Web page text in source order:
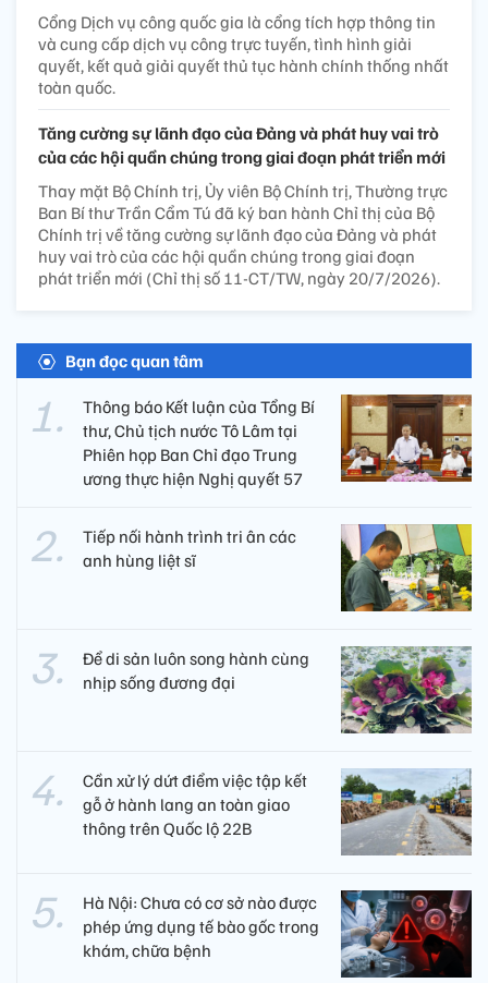
Cổng Dịch vụ công quốc gia là cổng tích hợp thông tin
và cung cấp dịch vụ công trực tuyến, tình hình giải
quyết, kết quả giải quyết thủ tục hành chính thống nhất
toàn quốc.
Tăng cường sự lãnh đạo của Đảng và phát huy vai trò
của các hội quần chúng trong giai đoạn phát triển mới
Thay mặt Bộ Chính trị, Ủy viên Bộ Chính trị, Thường trực
Ban Bí thư Trần Cẩm Tú đã ký ban hành Chỉ thị của Bộ
Chính trị về tăng cường sự lãnh đạo của Đảng và phát
huy vai trò của các hội quần chúng trong giai đoạn
phát triển mới (Chỉ thị số 11-CT/TW, ngày 20/7/2026).
Bạn đọc quan tâm
Thông báo Kết luận của Tổng Bí
thư, Chủ tịch nước Tô Lâm tại
Phiên họp Ban Chỉ đạo Trung
ương thực hiện Nghị quyết 57
Tiếp nối hành trình tri ân các
anh hùng liệt sĩ ​
Để di sản luôn song hành cùng
nhịp sống đương đại
Cần xử lý dứt điểm việc tập kết
gỗ ở hành lang an toàn giao
thông trên Quốc lộ 22B
Hà Nội: Chưa có cơ sở nào được
phép ứng dụng tế bào gốc trong
khám, chữa bệnh